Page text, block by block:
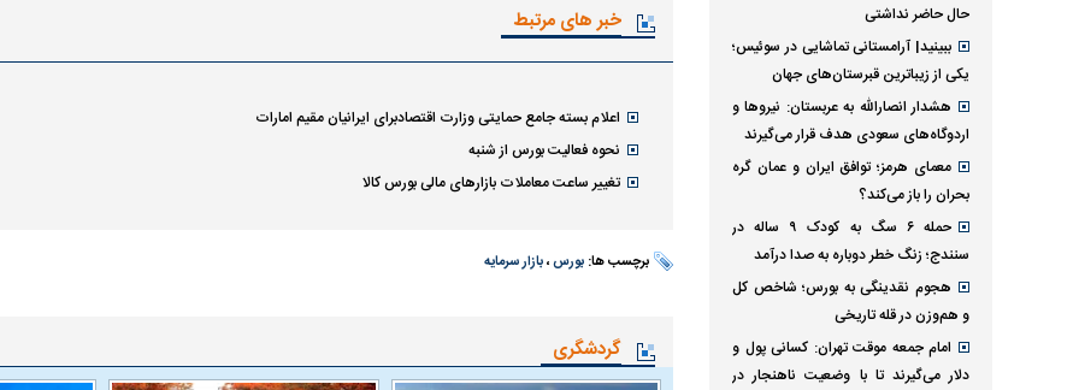
خبر های مرتبط
اعلام بسته جامع حمایتی وزارت اقتصادبرای ایرانیان مقیم امارات
نحوه فعالیت بورس از شنبه
تغییر ساعت معاملات بازار‌های مالی بورس کالا
برچسب ها: بورس،بازار سرمایه
گردشگری
حال حاضر نداشتی
ببینید| آرامستانی تماشایی در سوئیس؛
یکی از زیباترین قبرستان‌های جهان
هشدار انصارالله به عربستان: نیروها و
اردوگاه‌های سعودی هدف قرار می‌گیرند
معمای هرمز؛ توافق ایران و عمان گره
بحران را باز می‌کند؟
حمله ۶ سگ به کودک ۹ ساله در
سنندج؛ زنگ خطر دوباره به صدا درآمد
هجوم نقدینگی به بورس؛ شاخص کل
و هم‌وزن در قله تاریخی
امام جمعه موقت تهران: کسانی پول و
دلار می‌گیرند تا با وضعیت ناهنجار در